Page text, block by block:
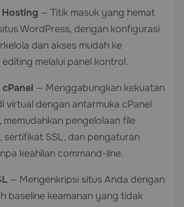
Hosting — Titik masuk yang hemat
WordPress, dengan konfigurasi
dan akses mudah ke
editing melalui panel kontrol.
— Menggabungkan kekuatan
virtual dengan antarmuka cPanel
memudahkan pengelolaan file
, sertifikat SSL, dan pengaturan
keahlian command-line.
— Mengenkripsi situs Anda dengan
baseline keamanan yang tidak